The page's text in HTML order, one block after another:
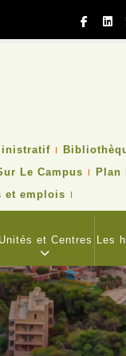
Le Campus Plan
et emplois
Unités et Centres Les